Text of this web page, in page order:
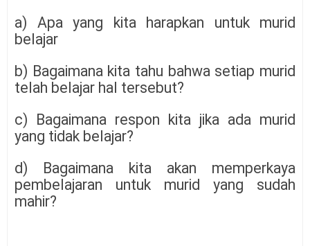
a) Apa yang kita harapkan untuk murid
belajar
b) Bagaimana kita tahu bahwa setiap murid
telah belajar hal tersebut?
c) Bagaimana respon kita jika ada murid
yang tidak belajar?
d) Bagaimana kita akan memperkaya
pembelajaran untuk murid yang sudah
mahir?